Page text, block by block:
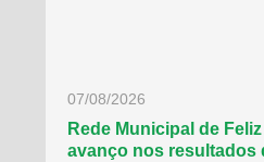
07/08/2026
Rede Municipal de
avanço nos resultados